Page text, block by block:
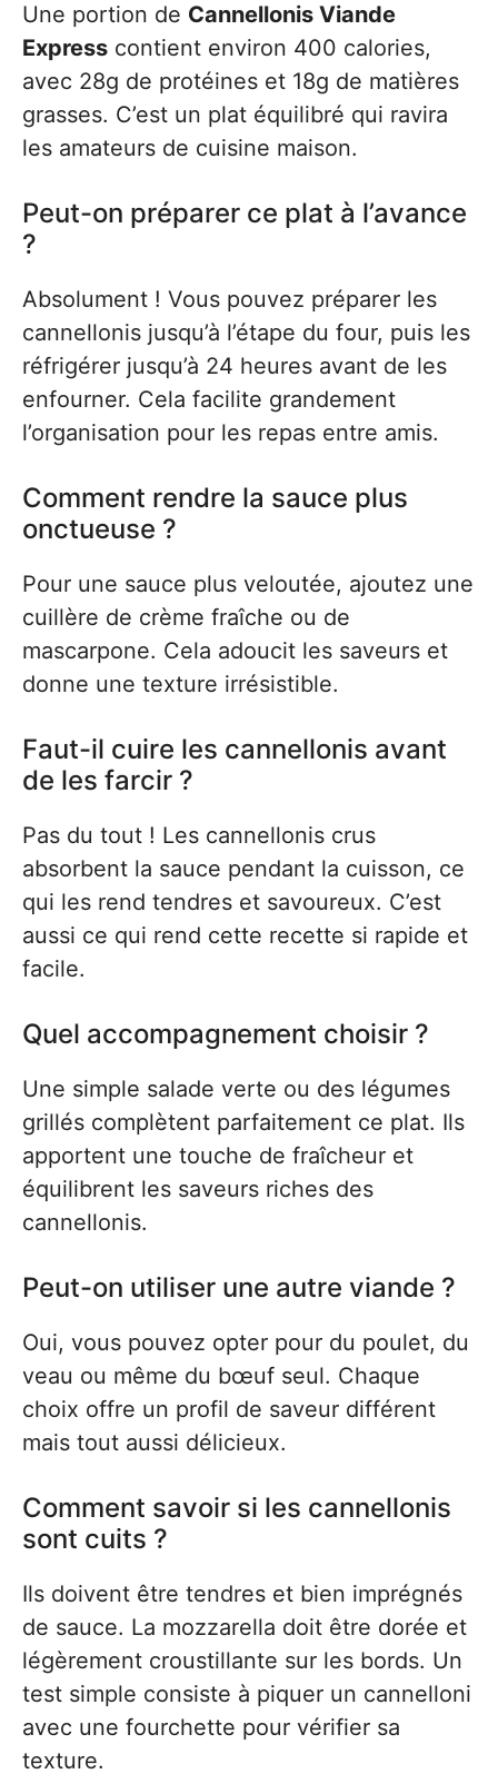
Une portion de Cannellonis Viande
Express contient environ 400 calories,
avec 28g de protéines et 18g de matières
grasses. C’est un plat équilibré qui ravira
les amateurs de cuisine maison.
Peut-on préparer ce plat à l’avance
?
Absolument ! Vous pouvez préparer les
cannellonis jusqu’à l’étape du four, puis les
réfrigérer jusqu’à 24 heures avant de les
enfourner. Cela facilite grandement
l’organisation pour les repas entre amis.
Comment rendre la sauce plus
onctueuse ?
Pour une sauce plus veloutée, ajoutez une
cuillère de crème fraîche ou de
mascarpone. Cela adoucit les saveurs et
donne une texture irrésistible.
Faut-il cuire les cannellonis avant
de les farcir ?
Pas du tout ! Les cannellonis crus
absorbent la sauce pendant la cuisson, ce
qui les rend tendres et savoureux. C’est
aussi ce qui rend cette recette si rapide et
facile.
Quel accompagnement choisir ?
Une simple salade verte ou des légumes
grillés complètent parfaitement ce plat. Ils
apportent une touche de fraîcheur et
équilibrent les saveurs riches des
cannellonis.
Peut-on utiliser une autre viande ?
Oui, vous pouvez opter pour du poulet, du
veau ou même du bœuf seul. Chaque
choix offre un profil de saveur différent
mais tout aussi délicieux.
Comment savoir si les cannellonis
sont cuits ?
Ils doivent être tendres et bien imprégnés
de sauce. La mozzarella doit être dorée et
légèrement croustillante sur les bords. Un
test simple consiste à piquer un cannelloni
avec une fourchette pour vérifier sa
texture.